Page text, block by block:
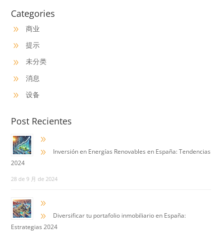
Categories
9 商业
9 提示
9 未分类
9 消息
9 设备
Post Recientes
9
9
Inversión en Energías Renovables en España: Tendencias
2024
28 de 9 月 de 2024
9
9
Diversificar tu portafolio inmobiliario en España:
Estrategias 2024